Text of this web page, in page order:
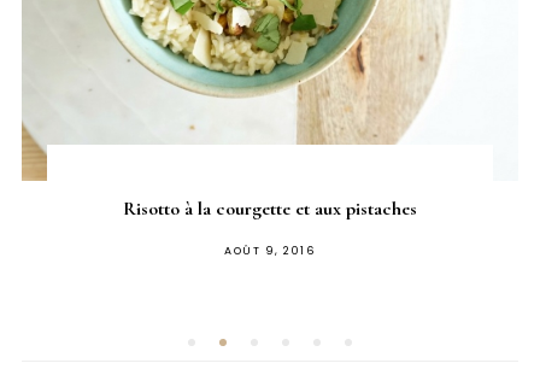
Risotto à la courgette et aux pistaches
PUBLIÉ
AOÛT 9, 2016